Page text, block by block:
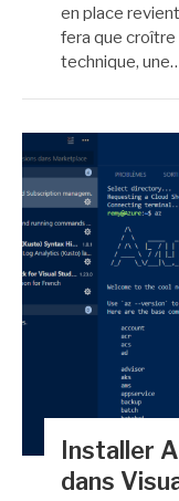
en place
fera que croître
technique,
Installer
dans